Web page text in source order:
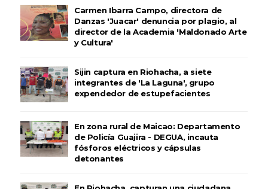
Carmen Ibarra Campo, directora de
Danzas 'Juacar' denuncia por plagio, al
director de la Academia 'Maldonado Arte
y Cultura'
Sijin captura en Riohacha, a siete
integrantes de 'La Laguna', grupo
expendedor de estupefacientes
En zona rural de Maicao: Departamento
de Policía Guajira - DEGUA, incauta
fósforos eléctricos y cápsulas
detonantes